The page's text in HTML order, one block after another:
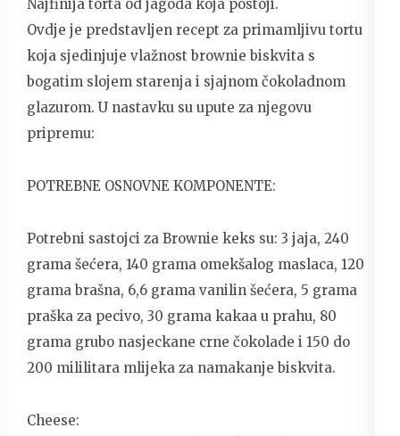
Najfinija torta od jagoda koja postoji.
Ovdje je predstavljen recept za primamljivu tortu
koja sjedinjuje vlažnost brownie biskvita s
bogatim slojem starenja i sjajnom čokoladnom
glazurom. U nastavku su upute za njegovu
pripremu:
POTREBNE OSNOVNE KOMPONENTE:
Potrebni sastojci za Brownie keks su: 3 jaja, 240
grama šećera, 140 grama omekšalog maslaca, 120
grama brašna, 6,6 grama vanilin šećera, 5 grama
praška za pecivo, 30 grama kakaa u prahu, 80
grama grubo nasjeckane crne čokolade i 150 do
200 mililitara mlijeka za namakanje biskvita.
Cheese: